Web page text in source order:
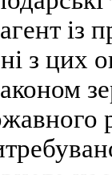
із
з цих